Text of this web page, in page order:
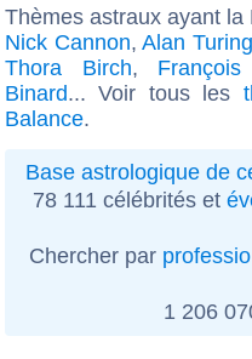
Thèmes astraux ayant
Nick Cannon,Alan
Thora Birch,
Binard... Voir tous les
Balance.
Base astrologique de
78 111 célébrités et
Chercher par
1 206